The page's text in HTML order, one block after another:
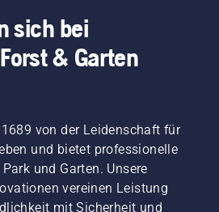
sich bei
& Garten
von der Leidenschaft für
und bietet professionelle
und Garten. Unsere
vereinen Leistung
mit Sicherheit und